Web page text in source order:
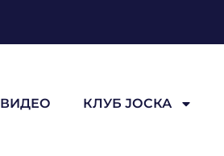
ВИДЕО КЛУБ ЈОСКА